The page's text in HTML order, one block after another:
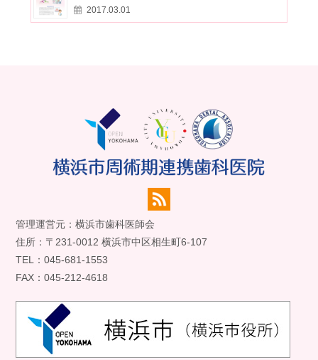
2017.03.01
管理運営元：横浜市歯科医師会
住所：〒231-0012 横浜市中区相生町6-107
TEL：045-681-1553
FAX：045-212-4618